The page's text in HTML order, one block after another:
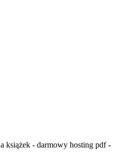
książek - darmowy hosting pdf -